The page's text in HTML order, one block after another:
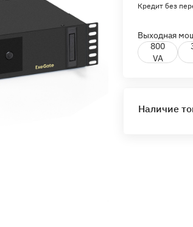
Кредит без
Выходная
800
VA
Наличие